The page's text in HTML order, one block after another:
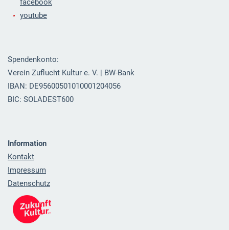
youtube
Spendenkonto:
Verein Zuflucht Kultur e. V. | BW-Bank
IBAN: DE95600501010001204056
BIC: SOLADEST600
Information
Kontakt
Impressum
Datenschutz